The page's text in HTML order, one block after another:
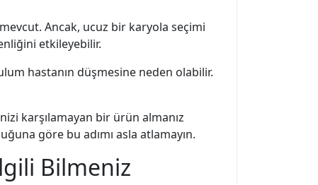
Ancak, ucuz bir karyola seçimi
etkileyebilir.
hastanın düşmesine neden olabilir.
karşılamayan bir ürün almanız
göre bu adımı asla atlamayın.
Bilmeniz